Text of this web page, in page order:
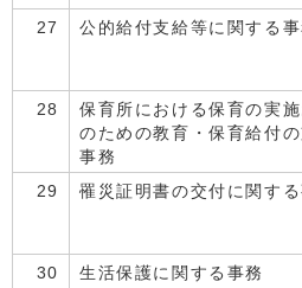
27
公的給付支給等に関する事
28
保育所における保育の実
のための教育・保育給付
事務
29
罹災証明書の交付に関する
30
生活保護に関する事務